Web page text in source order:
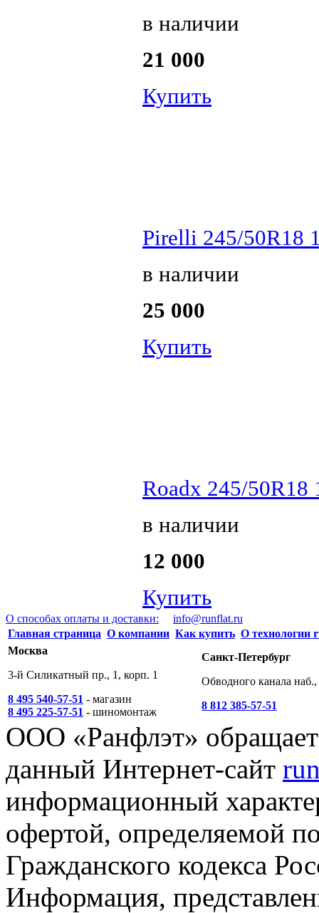
в наличии
21 000
Купить
Pirelli 245/50R18
в наличии
25 000
Купить
Roadx 245/
в наличии
12 000
Купить
О способах оплаты и доставки:
info@runflat.ru
Главная страница О компании Как купить О технологии
Москва
3-й Силикатный пр., 1, корп. 1
8 495 540-57-51 - магазин
8 495 225-57-51 - шиномонтаж
Санкт-Петербург
Обводного канала
8 812 385-57-51
ООО «Ранфлэт»
данный Интернет-сайт
информационный
офертой, определяемой
Гражданского кодекса
Информация,